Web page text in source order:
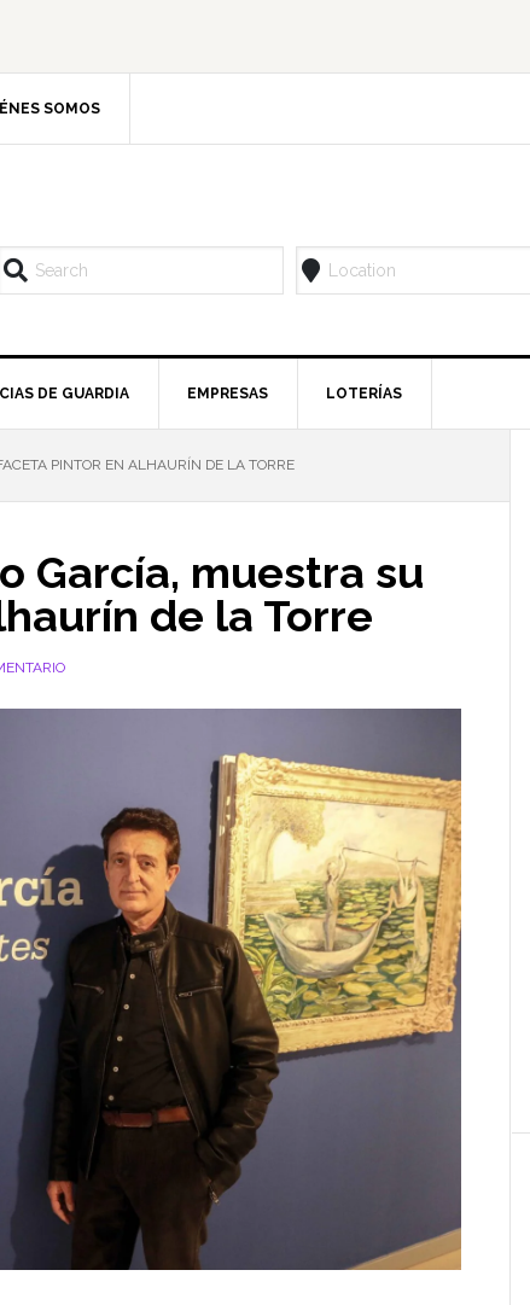
SOMOS
DE GUARDIA EMPRESAS LOTERÍAS
PINTOR EN ALHAURÍN DE LA TORRE
García, muestra su
de la Torre